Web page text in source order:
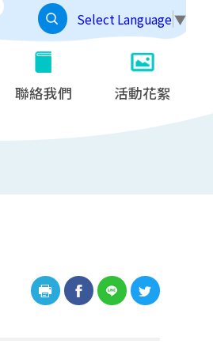
Select Language ▼
聯絡我們 活動花絮